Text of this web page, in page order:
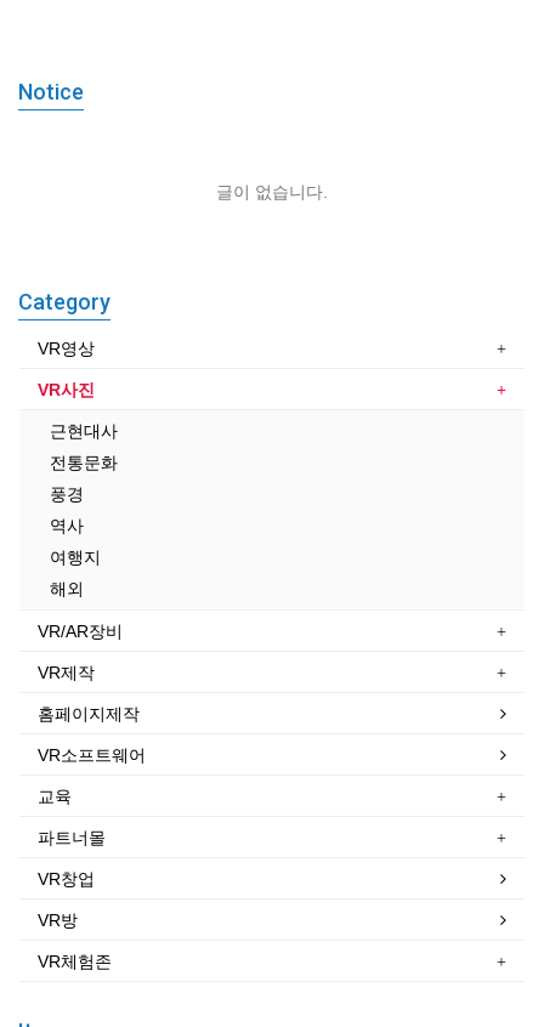
Notice
글이 없습니다.
Category
VR영상
VR사진
근현대사
전통문화
풍경
역사
여행지
해외
VR/AR장비
VR제작
홈페이지제작
VR소프트웨어
교육
파트너몰
VR창업
VR방
VR체험존